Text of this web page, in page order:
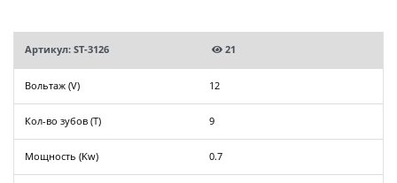
Артикул: ST-3126 21
Вольтаж (V) 12
Кол-во зубов (T) 9
Мощность (Kw) 0.7